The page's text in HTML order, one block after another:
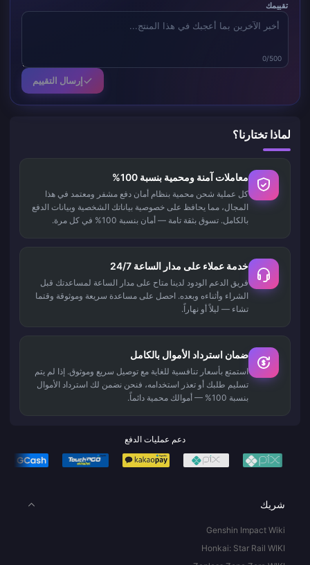
تقييمك
0/500
إرسال التقييم
لماذا تختارنا؟
معاملات آمنة ومحمية بنسبة 100%
كل عملية شحن محمية بنظام أمان دفع مشفر ومعتمد في هذا
المجال، مما يحافظ على خصوصية بياناتك الشخصية وبيانات الدفع
بالكامل. تسوق بثقة تامة — أمان بنسبة 100% في كل مرة.
خدمة عملاء على مدار الساعة 24/7
فريق الدعم الودود لدينا متاح على مدار الساعة لمساعدتك قبل
الشراء وأثناءه وبعده. احصل على مساعدة سريعة وموثوقة وقتما
تشاء — ليلاً أو نهاراً.
ضمان استرداد الأموال بالكامل
استمتع بأسعار تنافسية للغاية مع توصيل سريع وموثوق. إذا لم يتم
تسليم طلبك أو تعذر استخدامه، فنحن نضمن لك استرداد الأموال
بنسبة 100% — أموالك محمية دائماً.
دعم عمليات الدفع
شريك
Genshin Impact Wiki
Honkai: Star Rail WIKI